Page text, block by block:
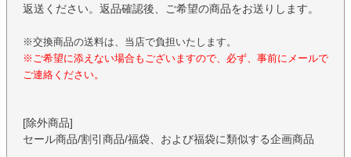
返送ください。返品確認後、ご希望の商品をお送りします。
※交換商品の送料は、当店で負担いたします。
※ご希望に添えない場合もございますので、必ず、事前にメールで
ご連絡ください。
[除外商品]
セール商品/割引商品/福袋、および福袋に類似する企画商品